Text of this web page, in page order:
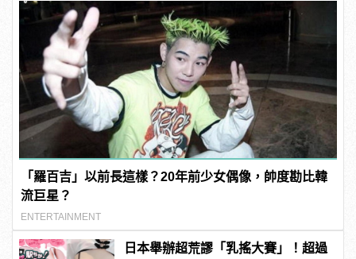
「羅百吉」以前長這樣？20年前少女偶像，帥度勘比韓
流巨星？
ENTERTAINMENT
日本舉辦超荒謬「乳搖大賽」！超過